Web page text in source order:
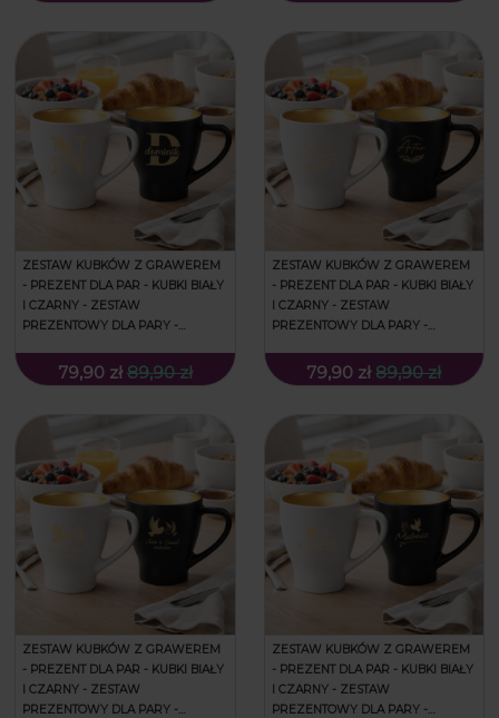
ZESTAW KUBKÓW Z GRAWEREM
- PREZENT DLA PAR - KUBKI BIAŁY
I CZARNY - ZESTAW
PREZENTOWY DLA PARY -
LITERA79,90 zł 89,90 zł
ZESTAW KUBKÓW Z GRAWEREM
- PREZENT DLA PAR - KUBKI BIAŁY
I CZARNY - ZESTAW
PREZENTOWY DLA PARY -
GAŁĄZKI79,90 zł 89,90 zł
ZESTAW KUBKÓW Z GRAWEREM
- PREZENT DLA PAR - KUBKI BIAŁY
I CZARNY - ZESTAW
PREZENTOWY DLA PARY -
ZESTAW KUBKÓW Z GRAWEREM
- PREZENT DLA PAR - KUBKI BIAŁY
I CZARNY - ZESTAW
PREZENTOWY DLA PARY -